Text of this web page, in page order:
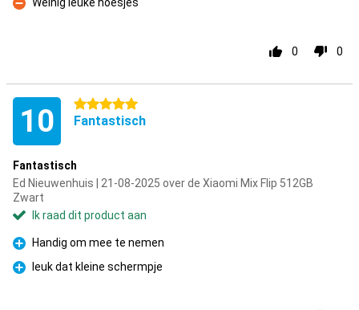
Minpunt
0 0
10 5 sterren
Fantastisch
Fantastisch
Ed Nieuwenhuis | 21-08-2025 over de Xiaomi Mix Flip 512GB
Zwart
Ik raad dit product aan
Pluspunt
Handig om mee te nemen
Pluspunt
leuk dat kleine schermpje